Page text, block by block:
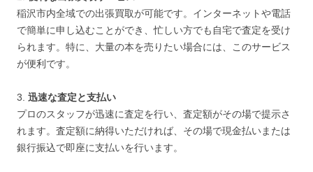
稲沢市内全域での出張買取が可能です。インターネットや電話
で簡単に申し込むことができ、忙しい方でも自宅で査定を受け
られます。特に、大量の本を売りたい場合には、このサービス
が便利です。
3. 迅速な査定と支払い
プロのスタッフが迅速に査定を行い、査定額がその場で提示さ
れます。査定額に納得いただければ、その場で現金払いまたは
銀行振込で即座に支払いを行います。